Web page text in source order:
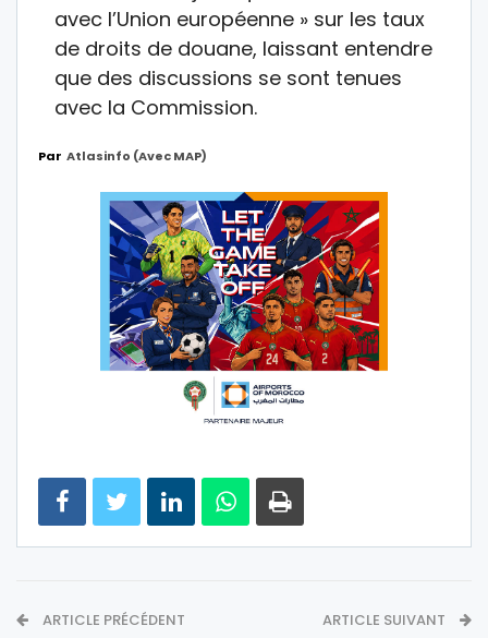
avec l’Union européenne » sur les taux
de droits de douane, laissant entendre
que des discussions se sont tenues
avec la Commission.
Par Atlasinfo (avec MAP)
ARTICLE PRÉCÉDENT ARTICLE SUIVANT